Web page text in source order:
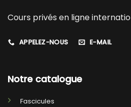
Cours privés en ligne
APPELEZ-NOUS E-MAIL
Notre catalogue
Fascicules